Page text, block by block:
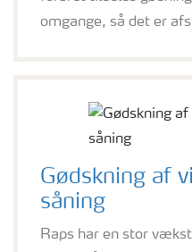
omgange, så det er
Gødskning af
såning
Raps har en stor